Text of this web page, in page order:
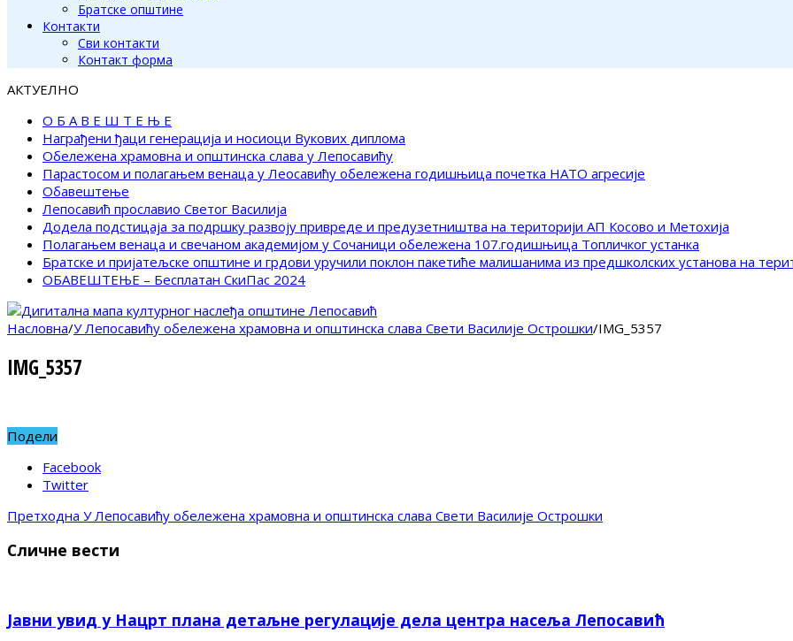
Братске општине
Контакти
Сви контакти
Контакт форма
АКТУЕЛНО
О Б А В Е Ш Т Е Њ Е
Награђени ђаци генерација и носиоци Вукових диплома
Обележена храмовна и општинска слава у Лепосавићу
Парастосом и полагањем венаца у Леосавићу обележена годишњица почетка НАТО агресије
Обавештење
Лепосавић прославио Светог Василија
Додела подстицаја за подршку развоју привреде и предузетништва на територији АП Косово и Метохија
Полагањем венаца и свечаном академијом у Сочаници обележена 107.годишњица Топличког устанка
Братске и пријатељске општине и грдови уручили поклон пакетиће малишанима из предшколских установа на
ОБАВЕШТЕЊЕ – Бесплатан СкиПас 2024
Насловна/У Лепосавићу обележена храмовна и општинска слава Свети Василије Острошки/IMG_5357
IMG_5357
Подели
Facebook
Twitter
Претходна У Лепосавићу обележена храмовна и општинска слава Свети Василије Острошки
Сличне вести
Јавни увид у Нацрт плана детаљне регулације дела центра насеља Лепосавић